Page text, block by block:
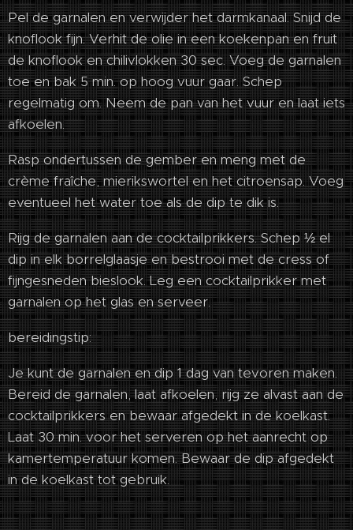
Pel de garnalen en verwijder het darmkanaal. Snijd de
knoflook fijn. Verhit de olie in een koekenpan en fruit
de knoflook en chilivlokken 30 sec. Voeg de garnalen
toe en bak 5 min. op hoog vuur gaar. Schep
regelmatig om. Neem de pan van het vuur en laat iets
afkoelen.
Rasp ondertussen de gember en meng met de
crème fraîche, mierikswortel en het citroensap. Voeg
eventueel het water toe als de dip te dik is.
Rijg de garnalen aan de cocktailprikkers. Schep ½ el
dip in elk borrelglaasje en bestrooi met de cress of
fijngesneden bieslook. Leg een cocktailprikker met
garnalen op het glas en serveer.
bereidingstip:
Je kunt de garnalen en dip 1 dag van tevoren maken.
Bereid de garnalen, laat afkoelen, rijg ze alvast aan de
cocktailprikkers en bewaar afgedekt in de koelkast.
Laat 30 min. voor het serveren op het aanrecht op
kamertemperatuur komen. Bewaar de dip afgedekt
in de koelkast tot gebruik.